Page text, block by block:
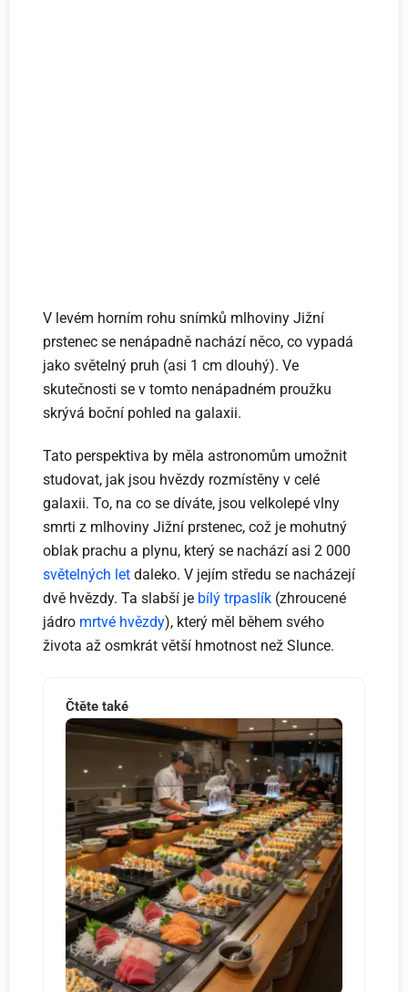
V levém horním rohu snímků mlhoviny Jižní
prstenec se nenápadně nachází něco, co vypadá
jako světelný pruh (asi 1 cm dlouhý). Ve
skutečnosti se v tomto nenápadném proužku
skrývá boční pohled na galaxii.
Tato perspektiva by měla astronomům umožnit
studovat, jak jsou hvězdy rozmístěny v celé
galaxii. To, na co se díváte, jsou velkolepé vlny
smrti z mlhoviny Jižní prstenec, což je mohutný
oblak prachu a plynu, který se nachází asi 2 000
světelných let daleko. V jejím středu se nacházejí
dvě hvězdy. Ta slabší je bílý trpaslík (zhroucené
jádro mrtvé hvězdy), který měl během svého
života až osmkrát větší hmotnost než Slunce.
Čtěte také